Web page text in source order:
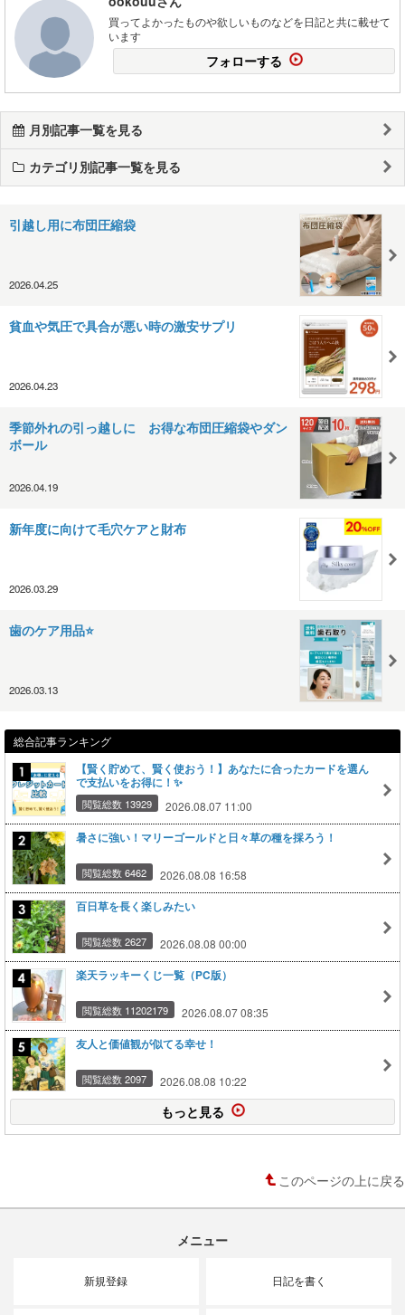
買ってよかったものや欲しいものなどを日記と共に載せて
います
フォローする
月別記事一覧を見る
カテゴリ別記事一覧を見る
引越し用に布団圧縮袋
2026.04.25
貧血や気圧で具合が悪い時の激安サプリ
2026.04.23
季節外れの引っ越しに お得な布団圧縮袋やダン
ボール
2026.04.19
新年度に向けて毛穴ケアと財布
2026.03.29
歯のケア用品⭐️
2026.03.13
総合記事ランキング
【賢く貯めて、賢く使おう！】あなたに合ったカードを選ん
で支払いをお得に！✨
閲覧総数 13929 2026.08.07 11:00
暑さに強い！マリーゴールドと日々草の種を採ろう！
閲覧総数 6462 2026.08.08 16:58
百日草を長く楽しみたい
閲覧総数 2627 2026.08.08 00:00
楽天ラッキーくじ一覧（PC版）
閲覧総数 11202179 2026.08.07 08:35
友人と価値観が似てる幸せ！
閲覧総数 2097 2026.08.08 10:22
もっと見る
このページの上に戻る
メニュー
新規登録 日記を書く